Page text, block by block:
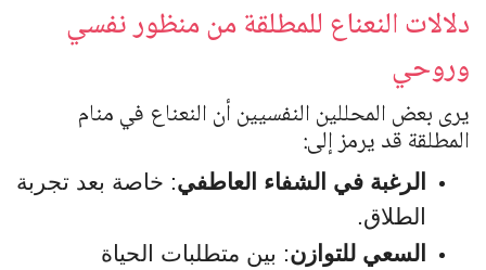
دلالات النعناع للمطلقة من منظور نفسي
وروحي
يرى بعض المحللين النفسيين أن النعناع في منام
المطلقة قد يرمز إلى:
الرغبة في الشفاء العاطفي: خاصة بعد تجربة
الطلاق.
السعي للتوازن: بين متطلبات الحياة